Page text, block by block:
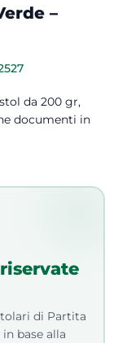
–
da 200 gr,
documenti in
di Partita
base alla